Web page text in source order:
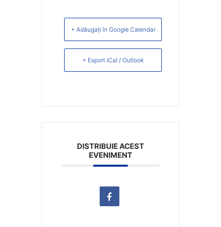
+ Adăugați în Google Calendar
+ Export iCal / Outlook
DISTRIBUIE ACEST
EVENIMENT